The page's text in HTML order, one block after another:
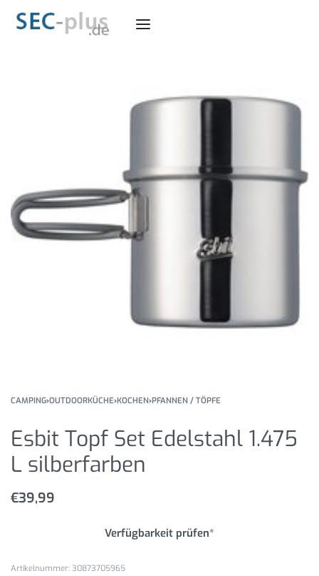
CAMPING›OUTDOORKÜCHE›KOCHEN›PFANNEN / TÖPFE
Esbit Topf Set Edelstahl 1.475
L silberfarben
€39,99
Verfügbarkeit prüfen*
30873705965